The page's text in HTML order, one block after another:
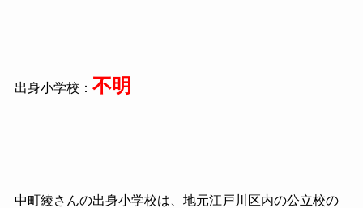
出身小学校： 不明
中町綾さんの出身小学校は、地元江戸川区内の公立校の